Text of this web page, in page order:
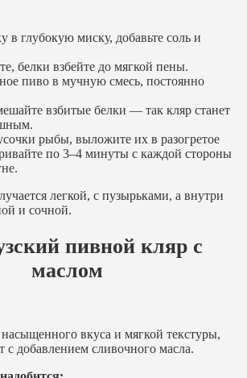
в глубокую миску, добавьте соль и
белки взбейте до мягкой пены.
пиво в мучную смесь, постоянно
взбитые белки — так кляр станет
рыбы, выложите их в разогретое
по 3–4 минуты с каждой стороны
легкой, с пузырьками, а внутри
и сочной.
пивной кляр с
маслом
насыщенного вкуса и мягкой текстуры,
с добавлением сливочного масла.